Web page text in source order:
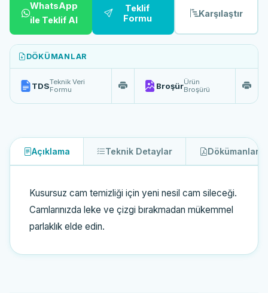
WhatsApp
ile Teklif Al
Teklif
Formu
Karşılaştır
DÖKÜMANLAR
TDSTeknik Veri
Formu
BroşürÜrün
Broşürü
Açıklama Teknik Detaylar Dökümanlar
Kusursuz cam temizliği için yeni nesil cam sileceği.
Camlarınızda leke ve çizgi bırakmadan mükemmel
parlaklık elde edin.